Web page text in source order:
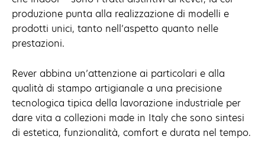
produzione punta alla realizzazione di modelli e
prodotti unici, tanto nell’aspetto quanto nelle
prestazioni.
Rever abbina un’attenzione ai particolari e alla
qualità di stampo artigianale a una precisione
tecnologica tipica della lavorazione industriale per
dare vita a collezioni made in Italy che sono sintesi
di estetica, funzionalità, comfort e durata nel tempo.